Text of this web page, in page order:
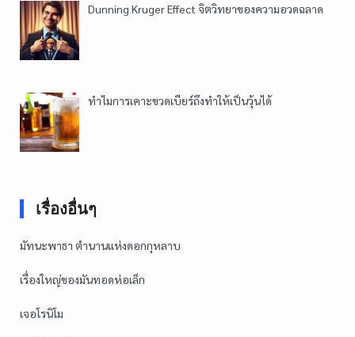
Dunning Kruger Effect จิตวิทยาของความอวดฉลาด
ทำไมการเคาะขวดเบียร์ถึงทำให้เป็นวุ้นได้
เรื่องอื่นๆ
มัทนะพาธา ตำนานแห่งดอกกุหลาบ
เรื่องใหญ่ของมันทอดห่อเล็ก
เจอโรนิโม